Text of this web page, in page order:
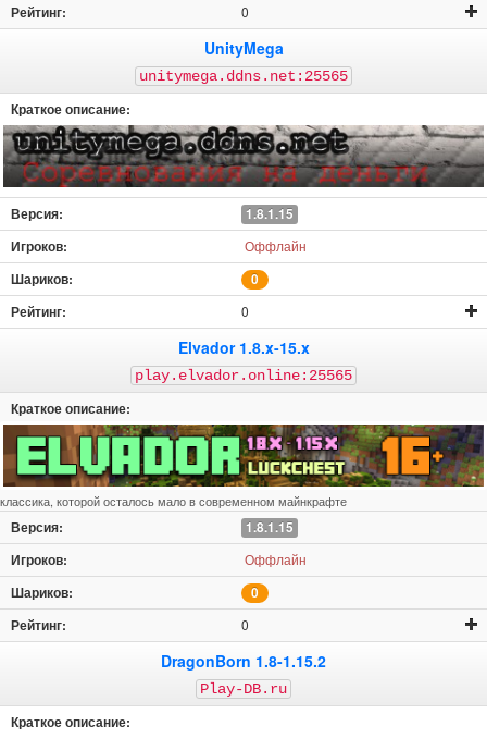
0
UnityMega
unitymega.ddns.net:25565
1.8.1.15
Оффлайн
0
0
Elvador 1.8.x-15.x
play.elvador.online:25565
классика, которой осталось мало в современном майнкрафте
1.8.1.15
Оффлайн
0
0
DragonBorn 1.8-1.15.2
Play-DB.ru